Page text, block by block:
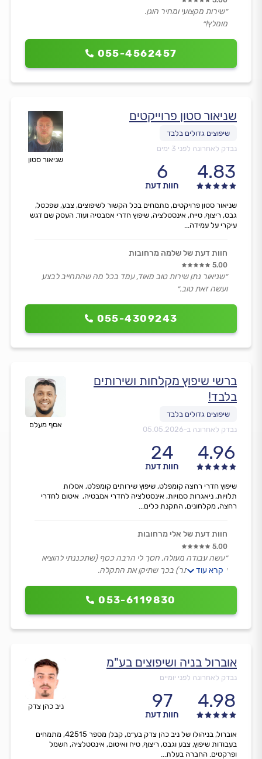
055-4562457
״שירות מקצועי ומחיר הוגן.
מומלץ!״
שניאור סטון
שניאור סטון פרוייקטים
נבדק לאחרונה לפני 3 ימים
4.83
6
חוות דעת
055-4309243
שניאור סטון פרויקטים, מתמחים בכל הקשור לשיפוצים, צבע, שפכטל,
גבס, ריצוף, טייח, אינסטלציה, שיפוץ חדרי אמבטיה ועוד. העסק שם דגש
עיקרי על עמידה...
חוות דעת של שלמה מרחובות
5.00
״שניאור נתן שירות טוב מאוד, עמד בכל מה שהתחייב לבצע
ועשה זאת טוב.״
אסף מעלם
ברשי שיפוץ מקלחות ושירותים
בלבד!
נבדק לאחרונה ב-05.05.2026
4.96
24
חוות דעת
053-6119830
שיפוץ חדרי רחצה קומפלט, שיפוץ שירותים קומפלט, אסלות
תלויות, ניאגרות סמויות, אינסטלציה לחדרי אמבטיה, איטום לחדרי
רחצה, מקלחונים, התקנת כלים...
חוות דעת של אלי מרחובות
5.00
״עשה עבודה מעולה, חסך לי הרבה כסף (שתכננתי להוציא
על שיפוץ מיותר) בכך שתיקן את התקלה.
קרא עוד
ניב כהן צדק
אוברול בניה ושיפוצים בע"מ
נבדק לאחרונה לפני יומיים
4.98
97
חוות דעת
אוברול, בניהולו של ניב כהן צדק בע״מ, קבלן מספר 42515, מתמחים
בעבודות שיפוץ, צבע וגבס, ריצוף, טיח ואיטום, אינסטלציה, חשמל
ופרקטים. החברה בעלת...